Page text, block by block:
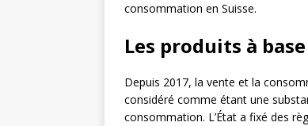
consommation en Suisse.
Les produits à
Depuis 2017, la vente et la
considéré comme étant une
consommation. L’État a fixé des